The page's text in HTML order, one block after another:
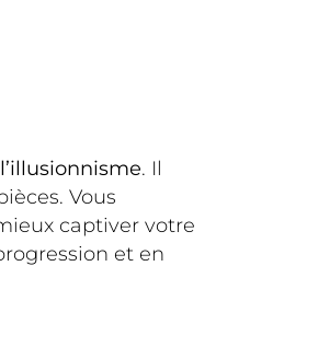
. Il
Vous
captiver votre
et en